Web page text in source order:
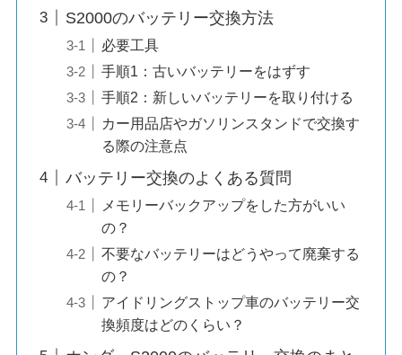
S2000のバッテリー交換方法
必要工具
手順1：古いバッテリーをはずす
手順2：新しいバッテリーを取り付ける
カー用品店やガソリンスタンドで交換す
る際の注意点
バッテリー交換のよくある質問
メモリーバックアップをした方がいい
の？
不要なバッテリーはどうやって廃棄する
の？
アイドリングストップ車のバッテリー交
換頻度はどのくらい？